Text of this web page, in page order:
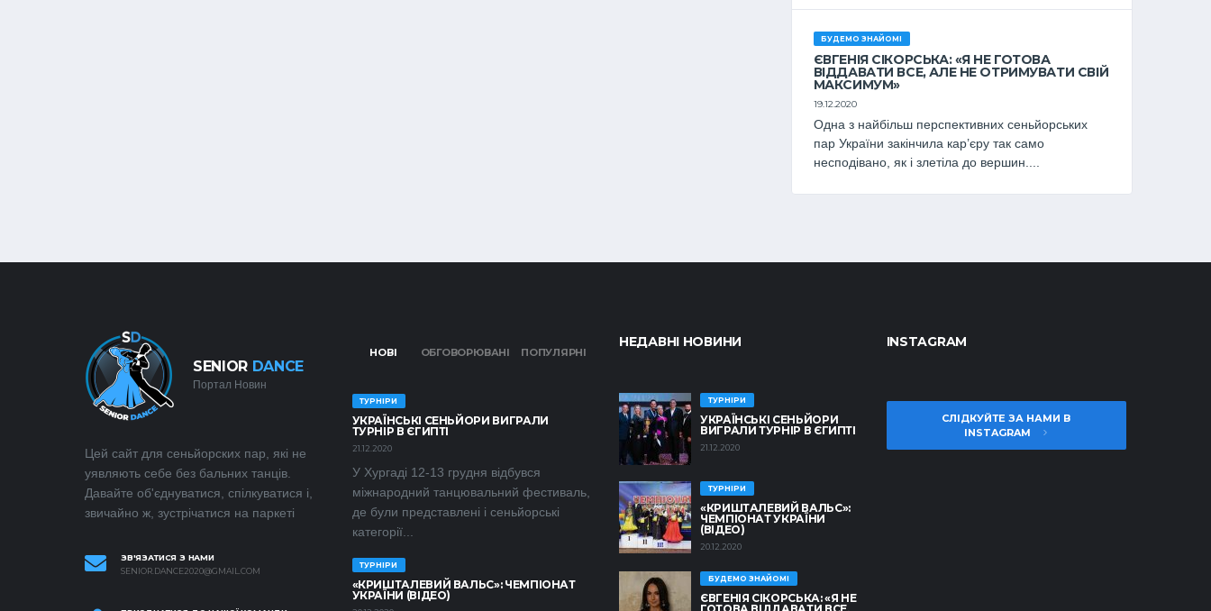
БУДЕМО ЗНАЙОМІ
ЄВГЕНІЯ СІКОРСЬКА: «Я НЕ ГОТОВА
ВІДДАВАТИ ВСЕ, АЛЕ НЕ ОТРИМУВАТИ СВІЙ
МАКСИМУМ»
19.12.2020
Одна з найбільш перспективних сеньйорських
пар України закінчила кар’єру так само
несподівано, як і злетіла до вершин....
SENIOR DANCE
Портал Новин
Цей сайт для сеньйорских пар, які не
уявляють себе без бальних танців.
Давайте об'єднуватися, спілкуватися і,
звичайно ж, зустрічатися на паркеті
ЗВ'ЯЗАТИСЯ З НАМИ
SENIOR.DANCE2020@GMAIL.COM
НОВІ ОБГОВОРЮВАНІ ПОПУЛЯРНІ
ТУРНІРИ
УКРАЇНСЬКІ СЕНЬЙОРИ ВИГРАЛИ
ТУРНІР В ЄГИПТІ
21.12.2020
У Хургаді 12-13 грудня відбувся
міжнародний танцювальний фестиваль,
де були представлені і сеньйорські
категорії...
ТУРНІРИ
«КРИШТАЛЕВИЙ ВАЛЬС»: ЧЕМПІОНАТ
УКРАЇНИ (ВІДЕО)
НЕДАВНІ НОВИНИ
ТУРНІРИ
УКРАЇНСЬКІ СЕНЬЙОРИ
ВИГРАЛИ ТУРНІР В ЄГИПТІ
21.12.2020
ТУРНІРИ
«КРИШТАЛЕВИЙ ВАЛЬС»:
ЧЕМПІОНАТ УКРАЇНИ
(ВІДЕО)
20.12.2020
БУДЕМО ЗНАЙОМІ
ЄВГЕНІЯ СІКОРСЬКА: «Я НЕ
INSTAGRAM
СЛІДКУЙТЕ ЗА НАМИ В
INSTAGRAM